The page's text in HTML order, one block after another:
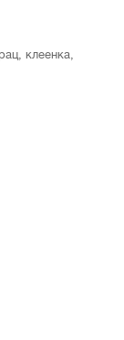
клеенка,